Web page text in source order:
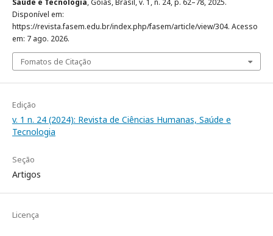
Saúde e Tecnologia, Goiás, Brasil, v. 1, n. 24, p. 62–78, 2025.
Disponível em:
https://revista.fasem.edu.br/index.php/fasem/article/view/304. Acesso
em: 7 ago. 2026.
Fomatos de Citação
Edição
v. 1 n. 24 (2024): Revista de Ciências Humanas, Saúde e
Tecnologia
Seção
Artigos
Licença